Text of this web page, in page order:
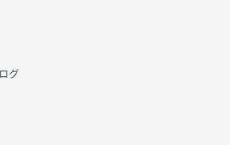
グ